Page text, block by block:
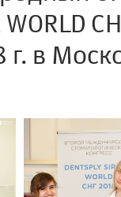
WORLD
г. в